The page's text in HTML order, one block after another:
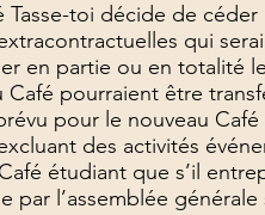
toi décide de céder
qui
partie ou en totalité
pourraient être
pour le nouveau
des activités
étudiant que s’il
l’assemblée